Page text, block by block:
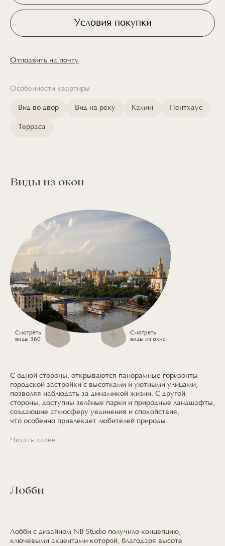
Условия покупки
Отправить на почту
Особенности квартиры
Вид во двор Вид на реку Камин Пентхаус
Терраса
Виды из окон
Смотреть
виды 360
Смотреть
виды из окна
С одной стороны, открываются панорамные горизонты
городской застройки с высотками и уютными улицами,
позволяя наблюдать за динамикой жизни. С другой
стороны, доступны зелёные парки и природные ландшафты,
создающие атмосферу уединения и спокойствия,
что особенно привлекает любителей природы.
Читать далее
Лобби
Лобби с дизайном NB Studio получило концепцию,
ключевыми акцентами которой, благодаря высоте